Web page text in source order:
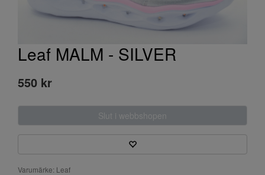
Leaf MALM - SILVER
550 kr
Slut i webbshopen
Varumärke: Leaf